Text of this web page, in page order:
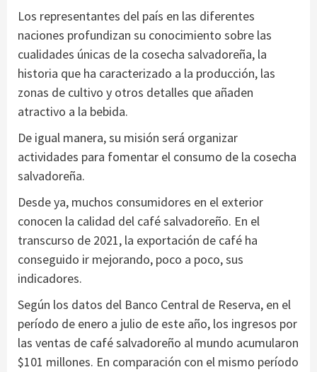
Los representantes del país en las diferentes
naciones profundizan su conocimiento sobre las
cualidades únicas de la cosecha salvadoreña, la
historia que ha caracterizado a la producción, las
zonas de cultivo y otros detalles que añaden
atractivo a la bebida.
De igual manera, su misión será organizar
actividades para fomentar el consumo de la cosecha
salvadoreña.
Desde ya, muchos consumidores en el exterior
conocen la calidad del café salvadoreño. En el
transcurso de 2021, la exportación de café ha
conseguido ir mejorando, poco a poco, sus
indicadores.
Según los datos del Banco Central de Reserva, en el
período de enero a julio de este año, los ingresos por
las ventas de café salvadoreño al mundo acumularon
$101 millones. En comparación con el mismo período